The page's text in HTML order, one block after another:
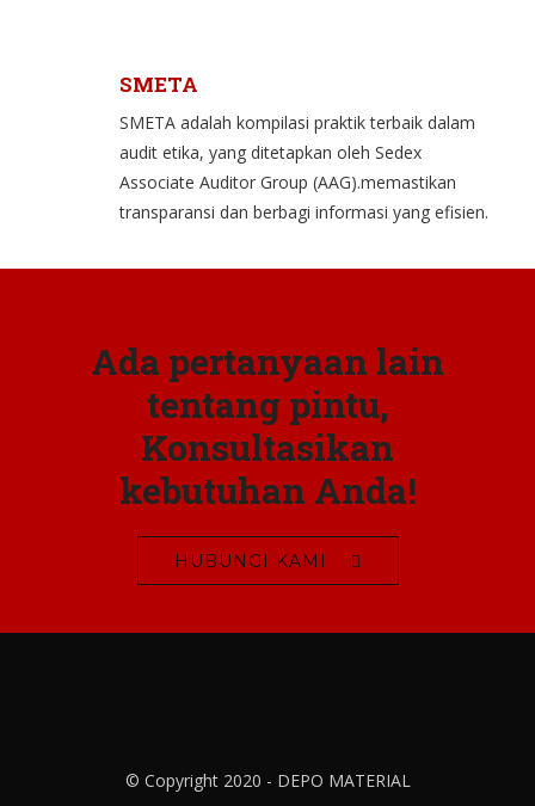
SMETA
SMETA adalah kompilasi praktik terbaik dalam
audit etika, yang ditetapkan oleh Sedex
Associate Auditor Group (AAG).memastikan
transparansi dan berbagi informasi yang efisien.
Ada pertanyaan lain
tentang pintu,
Konsultasikan
kebutuhan Anda!
HUBUNGI KAMI
© Copyright 2020 - DEPO MATERIAL